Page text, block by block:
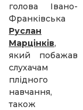
голова Івано-
Франківська
Руслан
Марцінків,
який побажав
слухачам
плідного
навчання,
також